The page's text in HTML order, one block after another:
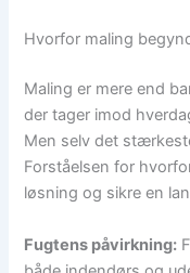
Hvorfor maling
Maling er mere end
der tager imod
Men selv det
Forståelsen for
løsning og sikre en
Fugtens påvirkning: